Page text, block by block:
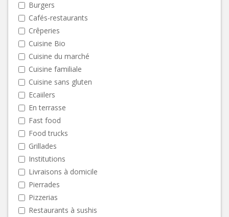
Burgers
Cafés-restaurants
Crêperies
Cuisine Bio
Cuisine du marché
Cuisine familiale
Cuisine sans gluten
Ecaiilers
En terrasse
Fast food
Food trucks
Grillades
Institutions
Livraisons à domicile
Pierrades
Pizzerias
Restaurants à sushis